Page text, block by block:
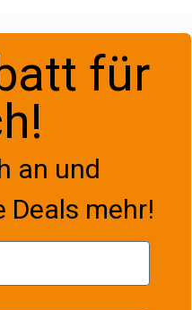
für
an und
Deals mehr!